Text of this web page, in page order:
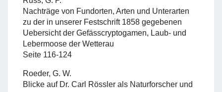
Nachträge von Fundorten, Arten und Unterarten
zu der in unserer Festschrift 1858 gegebenen
Uebersicht der Gefässcryptogamen, Laub- und
Lebermoose der Wetterau
Seite 116-124
Roeder, G. W.
Blicke auf Dr. Carl Rössler als Naturforscher und